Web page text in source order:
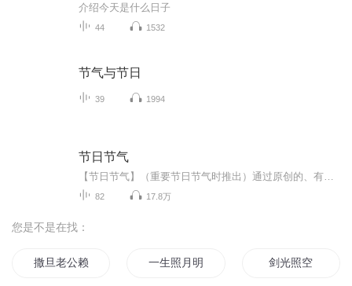
介绍今天是什么日子
44 1532
节气与节日
39 1994
节日节气
82 17.8万
您是不是在找：
撒旦老公赖上门 一生照月明 剑光照空